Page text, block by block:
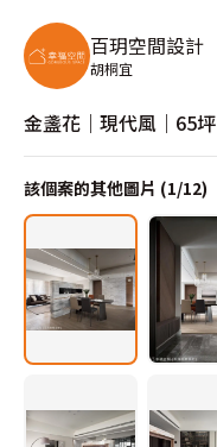
百玥空間設計
胡桐宜
金盞花｜現代風｜65坪
該個案的其他圖片 (1/12)